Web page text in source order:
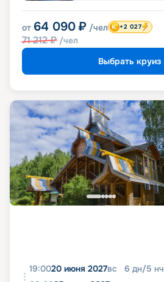
от 64 090 ₽ /чел
71 212₽ /чел
+2 027
Выбрать круиз
19:0020 июня 2027вс 6 дн/5 нч